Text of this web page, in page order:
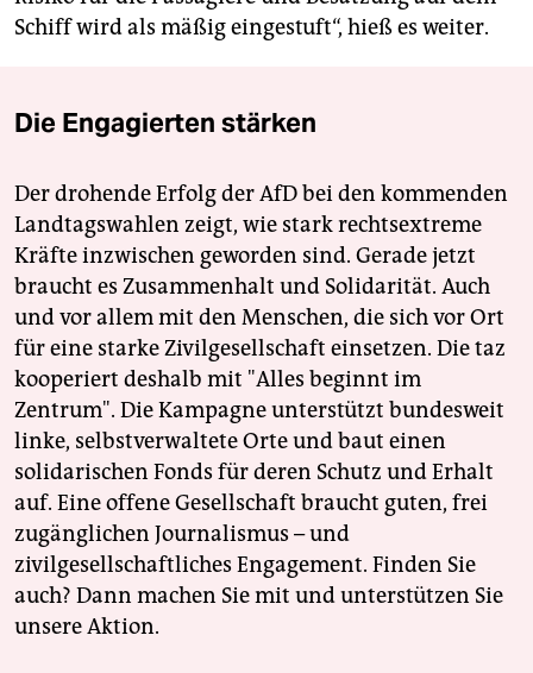
Schiff wird als mäßig eingestuft“, hieß es weiter.
Die Engagierten stärken
Der drohende Erfolg der AfD bei den kommenden
Landtagswahlen zeigt, wie stark rechtsextreme
Kräfte inzwischen geworden sind. Gerade jetzt
braucht es Zusammenhalt und Solidarität. Auch
und vor allem mit den Menschen, die sich vor Ort
für eine starke Zivilgesellschaft einsetzen. Die taz
kooperiert deshalb mit "Alles beginnt im
Zentrum". Die Kampagne unterstützt bundesweit
linke, selbstverwaltete Orte und baut einen
solidarischen Fonds für deren Schutz und Erhalt
auf. Eine offene Gesellschaft braucht guten, frei
zugänglichen Journalismus – und
zivilgesellschaftliches Engagement. Finden Sie
auch? Dann machen Sie mit und unterstützen Sie
unsere Aktion.